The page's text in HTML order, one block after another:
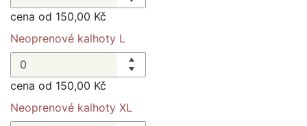
cena od 150,00 Kč
Neoprenové kalhoty L
cena od 150,00 Kč
Neoprenové kalhoty XL